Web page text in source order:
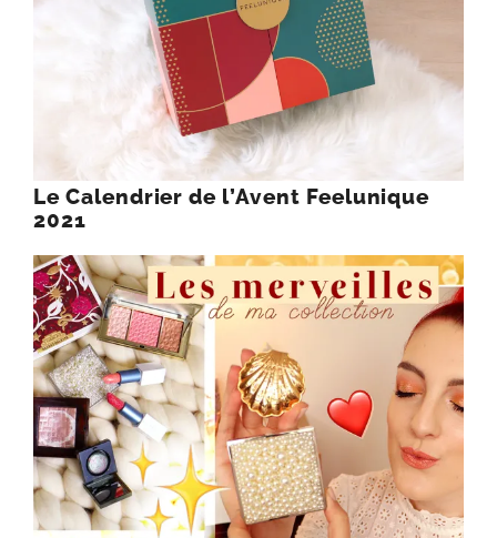
Le Calendrier de l’Avent Feelunique
2021